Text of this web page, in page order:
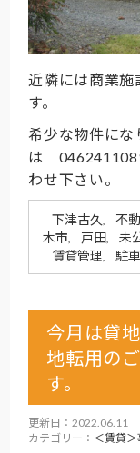
近隣には商業施
す。
希少な物件にな
は
わせ下さい。
下津古久 不
木市
戸田 未
賃貸管理 駐
今月は貸
地転用の
す。
更新日：2022.06.11
カテゴリー： ＜賃貸